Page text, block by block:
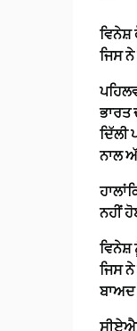
ਵਿਨੇਸ਼
ਜਿਸ
ਭਾਰਤ
ਦਿੱਲੀ
ਨਾਲ
ਨਹੀਂ
ਵਿਨੇਸ਼
ਜਿਸ
ਬਾਅਦ